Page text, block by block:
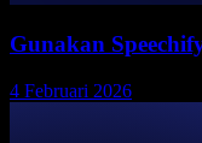
Gunakan
4 Februari 2026